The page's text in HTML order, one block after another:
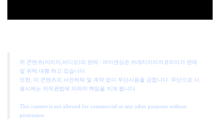
위 콘텐츠(이미지,비디오)의 판매 / 라이센싱은 ㈜게티이미지코리아가 판매
및 위탁 대행 하고 있습니다.
또한, 이 콘텐츠의 사전허락 및 계약 없이 무단사용을 금합니다. 무단으로 사
용시에는 저작권법에 의하여 책임을 지게 됩니다
This content is not allowed for commercial or any other purposes without
permission.